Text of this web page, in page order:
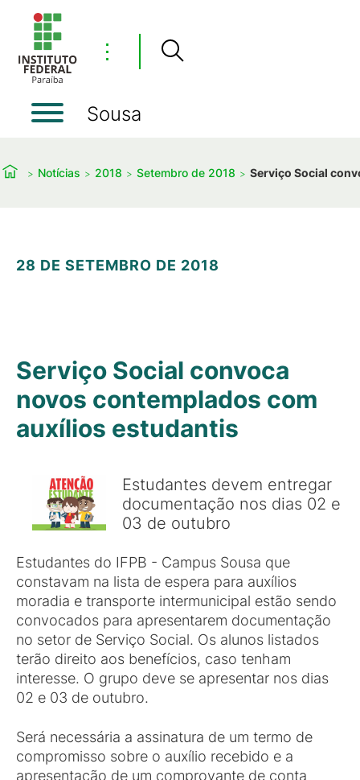
⋮
Sousa
Notícias 2018 Setembro de 2018 Serviço Social
28 DE SETEMBRO DE 2018
Serviço Social convoca
novos contemplados com
auxílios estudantis
Estudantes devem entregar
documentação nos dias 02 e
03 de outubro
Estudantes do IFPB - Campus Sousa que
constavam na lista de espera para auxílios
moradia e transporte intermunicipal estão sendo
convocados para apresentarem documentação
no setor de Serviço Social. Os alunos listados
terão direito aos benefícios, caso tenham
interesse. O grupo deve se apresentar nos dias
02 e 03 de outubro.
Será necessária a assinatura de um termo de
compromisso sobre o auxílio recebido e a
apresentação de um comprovante de conta